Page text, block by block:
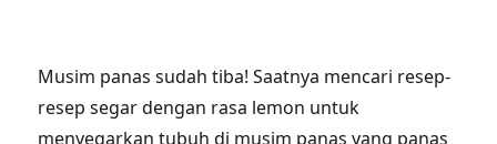
Musim panas sudah tiba! Saatnya mencari resep-
resep segar dengan rasa lemon untuk
menyegarkan tubuh di musim panas yang panas